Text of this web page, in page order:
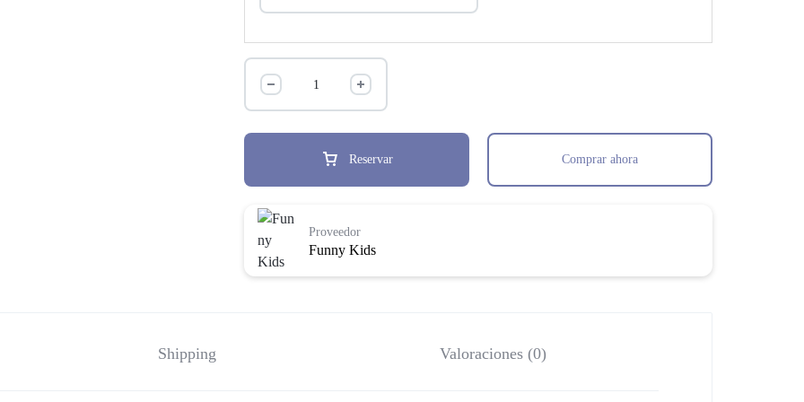
Reservar Comprar ahora
Funny Kids
Proveedor
Shipping Valoraciones (0)